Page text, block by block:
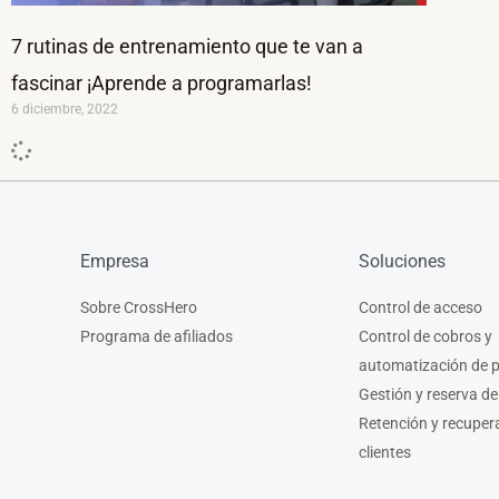
7 rutinas de entrenamiento que te van a
fascinar ¡Aprende a programarlas!
6 diciembre, 2022
Empresa
Sobre CrossHero
Programa de afiliados
Soluciones
Control de acceso
Control de cobros y
automatización de
Gestión y reserva
Retención y
clientes